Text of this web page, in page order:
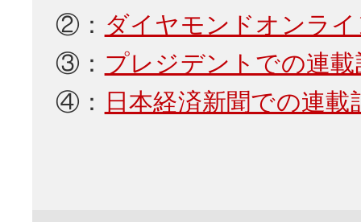
②： ダイヤモンドオンラ
③： プレジデントでの連載
④： 日本経済新聞での連載